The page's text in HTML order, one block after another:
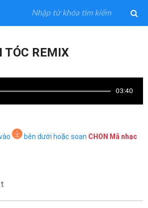
TÓC REMIX
03:40
bên dưới hoặc soạn CHON Mã nhạc